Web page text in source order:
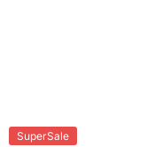
SuperSale